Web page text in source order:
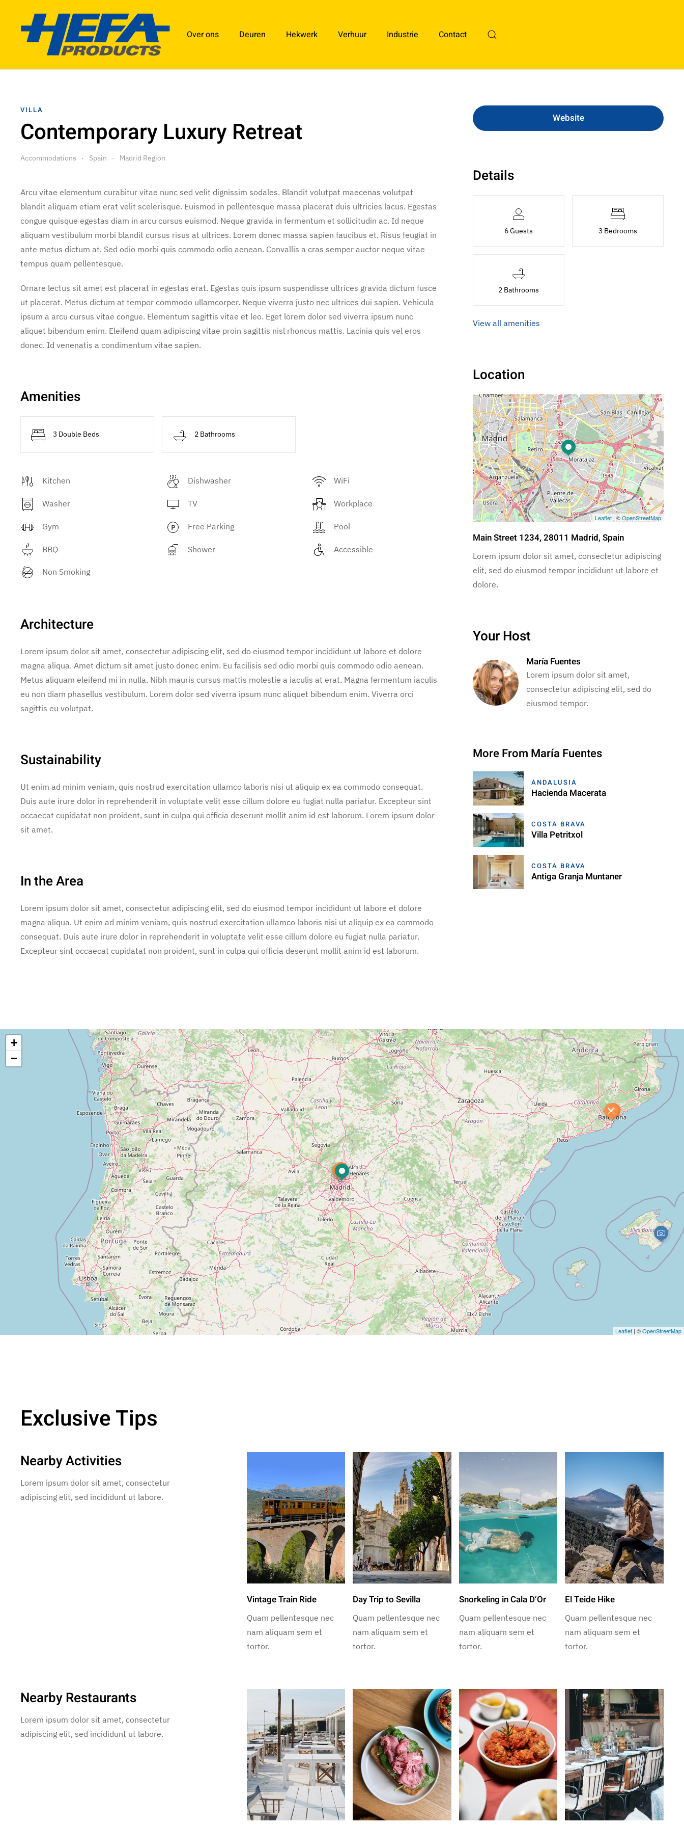
Over ons Deuren Hekwerk Verhuur Industrie Contact
Floorplan
VILLA
Contemporary Luxury Retreat
Accommodations Spain Madrid Region
Arcu vitae elementum curabitur vitae nunc sed velit dignissim sodales. Blandit volutpat maecenas volutpat
blandit aliquam etiam erat velit scelerisque. Euismod in pellentesque massa placerat duis ultricies lacus. Egestas
congue quisque egestas diam in arcu cursus euismod. Neque gravida in fermentum et sollicitudin ac. Id neque
aliquam vestibulum morbi blandit cursus risus at ultrices. Lorem donec massa sapien faucibus et. Risus feugiat in
ante metus dictum at. Sed odio morbi quis commodo odio aenean. Convallis a cras semper auctor neque vitae
tempus quam pellentesque.
Ornare lectus sit amet est placerat in egestas erat. Egestas quis ipsum suspendisse ultrices gravida dictum fusce
ut placerat. Metus dictum at tempor commodo ullamcorper. Neque viverra justo nec ultrices dui sapien. Vehicula
ipsum a arcu cursus vitae congue. Elementum sagittis vitae et leo. Eget lorem dolor sed viverra ipsum nunc
aliquet bibendum enim. Eleifend quam adipiscing vitae proin sagittis nisl rhoncus mattis. Lacinia quis vel eros
donec. Id venenatis a condimentum vitae sapien.
Amenities
3 Double Beds 2 Bathrooms
Kitchen Dishwasher WiFi
Washer TV Workplace
Gym Free Parking Pool
BBQ Shower Accessible
Non Smoking
Architecture
Lorem ipsum dolor sit amet, consectetur adipiscing elit, sed do eiusmod tempor incididunt ut labore et dolore
magna aliqua. Amet dictum sit amet justo donec enim. Eu facilisis sed odio morbi quis commodo odio aenean.
Metus aliquam eleifend mi in nulla. Nibh mauris cursus mattis molestie a iaculis at erat. Magna fermentum iaculis
eu non diam phasellus vestibulum. Lorem dolor sed viverra ipsum nunc aliquet bibendum enim. Viverra orci
sagittis eu volutpat.
Sustainability
Ut enim ad minim veniam, quis nostrud exercitation ullamco laboris nisi ut aliquip ex ea commodo consequat.
Duis aute irure dolor in reprehenderit in voluptate velit esse cillum dolore eu fugiat nulla pariatur. Excepteur sint
occaecat cupidatat non proident, sunt in culpa qui officia deserunt mollit anim id est laborum. Lorem ipsum dolor
sit amet.
In the Area
Lorem ipsum dolor sit amet, consectetur adipiscing elit, sed do eiusmod tempor incididunt ut labore et dolore
magna aliqua. Ut enim ad minim veniam, quis nostrud exercitation ullamco laboris nisi ut aliquip ex ea commodo
consequat. Duis aute irure dolor in reprehenderit in voluptate velit esse cillum dolore eu fugiat nulla pariatur.
Excepteur sint occaecat cupidatat non proident, sunt in culpa qui officia deserunt mollit anim id est laborum.
Website
Details
6 Guests 3 Bedrooms
2 Bathrooms
View all amenities
Location
Leaflet | ©OpenStreetMap
Main Street 1234, 28011 Madrid, Spain
Lorem ipsum dolor sit amet, consectetur adipiscing
elit, sed do eiusmod tempor incididunt ut labore et
dolore.
Your Host
María Fuentes
Lorem ipsum dolor sit amet,
consectetur adipiscing elit, sed do
eiusmod tempor.
More From María Fuentes
ANDALUSIA
Hacienda Macerata
COSTA BRAVA
Villa Petritxol
COSTA BRAVA
Antiga Granja Muntaner
+
−
Leaflet | ©OpenStreetMap
Exclusive Tips
Nearby Activities
Lorem ipsum dolor sit amet, consectetur
adipiscing elit, sed incididunt ut labore.
Vintage Train Ride
Quam pellentesque nec
nam aliquam sem et
tortor.
Day Trip to Sevilla
Quam pellentesque nec
nam aliquam sem et
tortor.
Snorkeling in Cala D’Or
Quam pellentesque nec
nam aliquam sem et
tortor.
El Teide Hike
Quam pellentesque nec
nam aliquam sem et
tortor.
Nearby Restaurants
Lorem ipsum dolor sit amet, consectetur
adipiscing elit, sed incididunt ut labore.